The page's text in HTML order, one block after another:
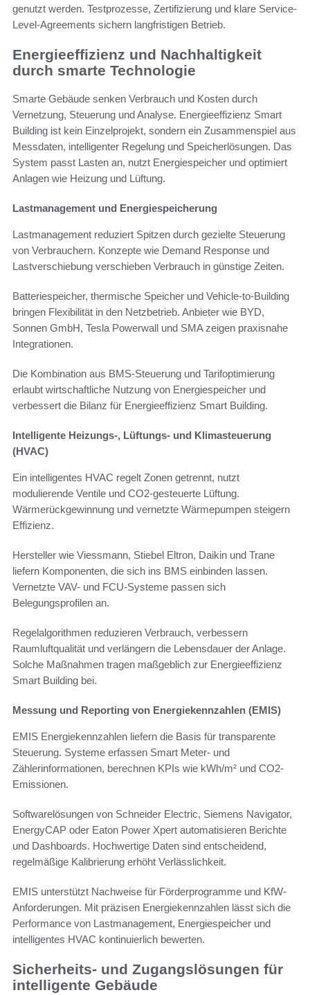
genutzt werden. Testprozesse, Zertifizierung und klare Service-
Level-Agreements sichern langfristigen Betrieb.
Energieeffizienz und Nachhaltigkeit
durch smarte Technologie
Smarte Gebäude senken Verbrauch und Kosten durch
Vernetzung, Steuerung und Analyse. Energieeffizienz Smart
Building ist kein Einzelprojekt, sondern ein Zusammenspiel aus
Messdaten, intelligenter Regelung und Speicherlösungen. Das
System passt Lasten an, nutzt Energiespeicher und optimiert
Anlagen wie Heizung und Lüftung.
Lastmanagement und Energiespeicherung
Lastmanagement reduziert Spitzen durch gezielte Steuerung
von Verbrauchern. Konzepte wie Demand Response und
Lastverschiebung verschieben Verbrauch in günstige Zeiten.
Batteriespeicher, thermische Speicher und Vehicle-to-Building
bringen Flexibilität in den Netzbetrieb. Anbieter wie BYD,
Sonnen GmbH, Tesla Powerwall und SMA zeigen praxisnahe
Integrationen.
Die Kombination aus BMS-Steuerung und Tarifoptimierung
erlaubt wirtschaftliche Nutzung von Energiespeicher und
verbessert die Bilanz für Energieeffizienz Smart Building.
Intelligente Heizungs-, Lüftungs- und Klimasteuerung
(HVAC)
Ein intelligentes HVAC regelt Zonen getrennt, nutzt
modulierende Ventile und CO2-gesteuerte Lüftung.
Wärmerückgewinnung und vernetzte Wärmepumpen steigern
Effizienz.
Hersteller wie Viessmann, Stiebel Eltron, Daikin und Trane
liefern Komponenten, die sich ins BMS einbinden lassen.
Vernetzte VAV- und FCU-Systeme passen sich
Belegungsprofilen an.
Regelalgorithmen reduzieren Verbrauch, verbessern
Raumluftqualität und verlängern die Lebensdauer der Anlage.
Solche Maßnahmen tragen maßgeblich zur Energieeffizienz
Smart Building bei.
Messung und Reporting von Energiekennzahlen (EMIS)
EMIS Energiekennzahlen liefern die Basis für transparente
Steuerung. Systeme erfassen Smart Meter- und
Zählerinformationen, berechnen KPIs wie kWh/m² und CO2-
Emissionen.
Softwarelösungen von Schneider Electric, Siemens Navigator,
EnergyCAP oder Eaton Power Xpert automatisieren Berichte
und Dashboards. Hochwertige Daten sind entscheidend,
regelmäßige Kalibrierung erhöht Verlässlichkeit.
EMIS unterstützt Nachweise für Förderprogramme und KfW-
Anforderungen. Mit präzisen Energiekennzahlen lässt sich die
Performance von Lastmanagement, Energiespeicher und
intelligentes HVAC kontinuierlich bewerten.
Sicherheits- und Zugangslösungen für
intelligente Gebäude